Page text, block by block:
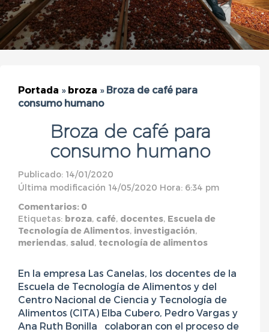
Portada » broza » Broza de café para
consumo humano
Broza de café para
consumo humano
Publicado: 14/01/2020
Última modificación 14/05/2020 Hora: 6:34 pm
Comentarios: 0
Etiquetas: broza, café, docentes, Escuela de
Tecnología de Alimentos, investigación,
meriendas, salud, tecnología de alimentos
En la empresa Las Canelas, los docentes de la
Escuela de Tecnología de Alimentos y del
Centro Nacional de Ciencia y Tecnología de
Alimentos (CITA) Elba Cubero, Pedro Vargas y
Ana Ruth Bonilla colaboran con el proceso de